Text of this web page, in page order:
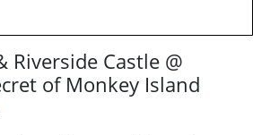
Riverside Castle @
of Monkey Island